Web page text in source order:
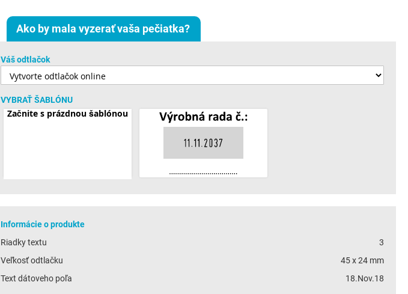
Ako by mala vyzerať vaša pečiatka?
Váš odtlačok
VYBRAŤ ŠABLÓNU
Začnite s prázdnou šablónou
Informácie o produkte
Riadky textu
3
Veľkosť odtlačku
45 x 24 mm
Text dátoveho poľa
18.Nov.18